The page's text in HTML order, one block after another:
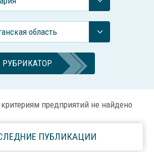
область
РУБРИКАТОР
предприятий не найдено
ПУБЛИКАЦИИ